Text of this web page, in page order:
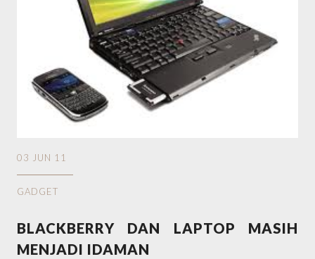
03 JUN 11
GADGET
BLACKBERRY DAN LAPTOP MASIH
MENJADI IDAMAN